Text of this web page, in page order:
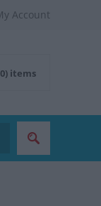
Account
items